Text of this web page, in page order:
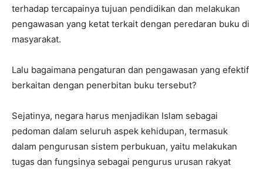
terhadap tercapainya tujuan pendidikan dan melakukan
pengawasan yang ketat terkait dengan peredaran buku di
masyarakat.
Lalu bagaimana pengaturan dan pengawasan yang efektif
berkaitan dengan penerbitan buku tersebut?
Sejatinya, negara harus menjadikan Islam sebagai
pedoman dalam seluruh aspek kehidupan, termasuk
dalam pengurusan sistem perbukuan, yaitu melakukan
tugas dan fungsinya sebagai pengurus urusan rakyat